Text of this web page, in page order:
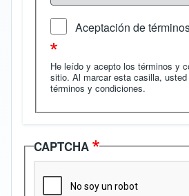
Aceptación de
He leído y acepto los términos y
sitio. Al marcar esta casilla,
términos y condiciones.
CAPTCHA